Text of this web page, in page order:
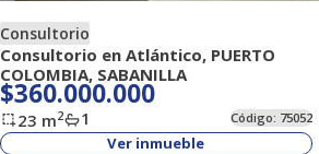
Consultorio
Consultorio en Atlántico, PUERTO
COLOMBIA, SABANILLA
$360.000.000
23 m2 1 Código: 75052
Ver inmueble